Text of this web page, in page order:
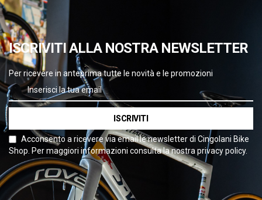
ISCRIVITI ALLA NOSTRA NEWSLETTER
Per ricevere in anteprima tutte le novità e le promozioni
ISCRIVITI
Acconsento a ricevere via email le newsletter di Cingolani Bike
Shop. Per maggiori informazioni consulta la nostra privacy policy.